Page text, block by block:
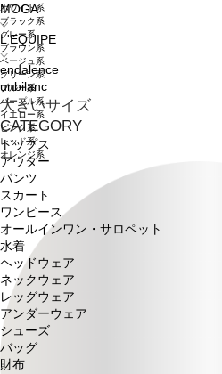
MOGA
L'EQUIPE
endalence
unbilanc
大きいサイズ
CATEGORY
トップス
アウター
パンツ
スカート
ワンピース
オールインワン・サロペット
水着
ヘッドウェア
ネックウェア
レッグウェア
アンダーウェア
シューズ
バッグ
財布
ホワイト系
ブラック系
グレー系
ブラウン系
ベージュ系
グリーン系
ブルー系
パープル系
イエロー系
ピンク系
レッド系
オレンジ系